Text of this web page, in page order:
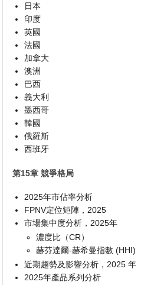
日本
印度
英國
法國
加拿大
澳洲
巴西
義大利
墨西哥
韓國
俄羅斯
西班牙
第15章 競爭格局
2025年市佔率分析
FPNV定位矩陣，2025
市場集中度分析，2025年
濃度比（CR）
赫芬達爾-赫希曼指數 (HHI)
近期趨勢及影響分析，2025 年
2025年產品系列分析